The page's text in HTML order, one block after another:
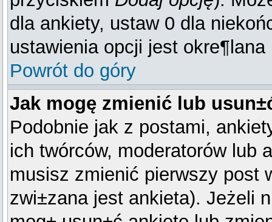
dla ankiety, ustaw 0 dla
ustawienia opcji jest
Powrót do góry
Jak mogę zmienić lub
Podobnie jak z postami,
ich twórców, moderatorów lub
musisz zmienić pierwszy post
zwi±zana jest ankieta). Jeżeli